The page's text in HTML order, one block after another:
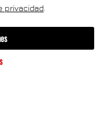
privacidad